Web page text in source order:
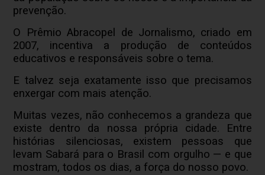
prevenção.
O Prêmio Abracopel de Jornalismo, criado em
2007, incentiva a produção de conteúdos
educativos e responsáveis sobre o tema.
E talvez seja exatamente isso que precisamos
enxergar com mais atenção.
Muitas vezes, não conhecemos a grandeza que
existe dentro da nossa própria cidade. Entre
histórias silenciosas, existem pessoas que
levam Sabará para o Brasil com orgulho — e que
mostram, todos os dias, a força do nosso povo.